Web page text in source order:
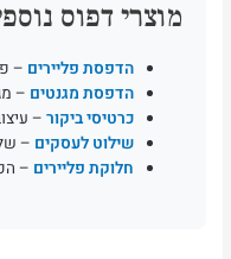
מוצרי דפוס
הדפסת פליירים –
הדפסת מגנטים –
כרטיסי ביקור–
שילוט לעסקים –
חלוקת פליירים –